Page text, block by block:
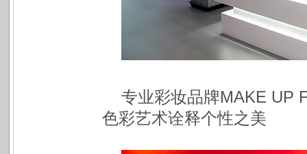
专业彩妆品牌MAKE UP
色彩艺术诠释个性之美